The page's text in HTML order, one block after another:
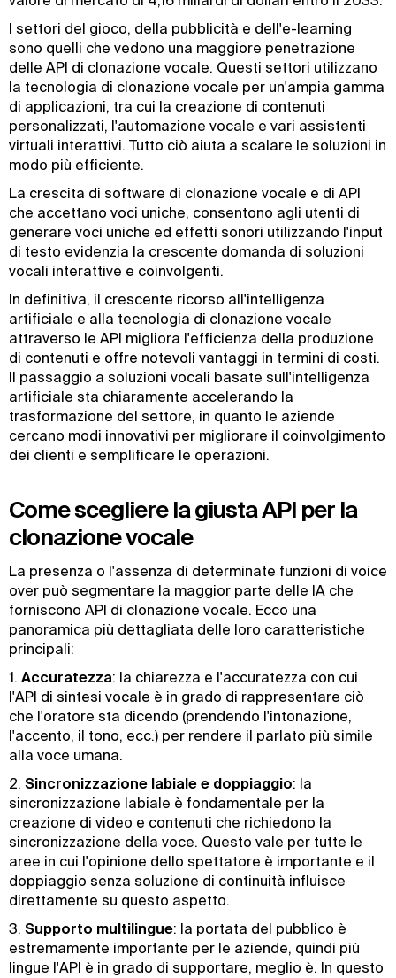
I settori del gioco, della pubblicità e dell'e-learning
sono quelli che vedono una maggiore penetrazione
delle API di clonazione vocale. Questi settori utilizzano
la tecnologia di clonazione vocale per un'ampia gamma
di applicazioni, tra cui la creazione di contenuti
personalizzati, l'automazione vocale e vari assistenti
virtuali interattivi. Tutto ciò aiuta a scalare le soluzioni in
modo più efficiente.
La crescita di software di clonazione vocale e di API
che accettano voci uniche, consentono agli utenti di
generare voci uniche ed effetti sonori utilizzando l'input
di testo evidenzia la crescente domanda di soluzioni
vocali interattive e coinvolgenti.
In definitiva, il crescente ricorso all'intelligenza
artificiale e alla tecnologia di clonazione vocale
attraverso le API migliora l'efficienza della produzione
di contenuti e offre notevoli vantaggi in termini di costi.
Il passaggio a soluzioni vocali basate sull'intelligenza
artificiale sta chiaramente accelerando la
trasformazione del settore, in quanto le aziende
cercano modi innovativi per migliorare il coinvolgimento
dei clienti e semplificare le operazioni.
Come scegliere la giusta API per la
clonazione vocale
La presenza o l'assenza di determinate funzioni di voice
over può segmentare la maggior parte delle IA che
forniscono API di clonazione vocale. Ecco una
panoramica più dettagliata delle loro caratteristiche
principali:
1. Accuratezza: la chiarezza e l'accuratezza con cui
l'API di sintesi vocale è in grado di rappresentare ciò
che l'oratore sta dicendo (prendendo l'intonazione,
l'accento, il tono, ecc.) per rendere il parlato più simile
alla voce umana.
2. Sincronizzazione labiale e doppiaggio: la
sincronizzazione labiale è fondamentale per la
creazione di video e contenuti che richiedono la
sincronizzazione della voce. Questo vale per tutte le
aree in cui l'opinione dello spettatore è importante e il
doppiaggio senza soluzione di continuità influisce
direttamente su questo aspetto.
3. Supporto multilingue: la portata del pubblico è
estremamente importante per le aziende, quindi più
lingue l'API è in grado di supportare, meglio è. In questo